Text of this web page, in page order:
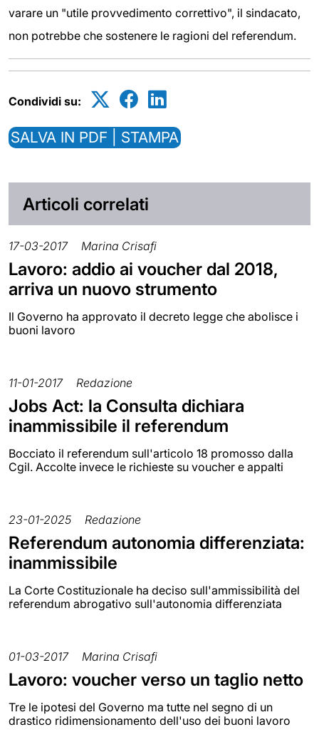
varare un "utile provvedimento correttivo", il sindacato,
non potrebbe che sostenere le ragioni del referendum.
Condividi su:
SALVA IN PDF | STAMPA
Articoli correlati
17-03-2017 Marina Crisafi
Lavoro: addio ai voucher dal 2018,
arriva un nuovo strumento
Il Governo ha approvato il decreto legge che abolisce i
buoni lavoro
11-01-2017 Redazione
Jobs Act: la Consulta dichiara
inammissibile il referendum
Bocciato il referendum sull'articolo 18 promosso dalla
Cgil. Accolte invece le richieste su voucher e appalti
23-01-2025 Redazione
Referendum autonomia differenziata:
inammissibile
La Corte Costituzionale ha deciso sull'ammissibilità del
referendum abrogativo sull'autonomia differenziata
01-03-2017 Marina Crisafi
Lavoro: voucher verso un taglio netto
Tre le ipotesi del Governo ma tutte nel segno di un
drastico ridimensionamento dell'uso dei buoni lavoro